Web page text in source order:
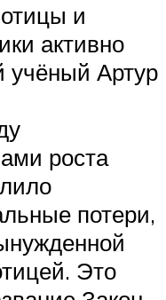
и
активно
учёный Артур
роста
потери,
Это